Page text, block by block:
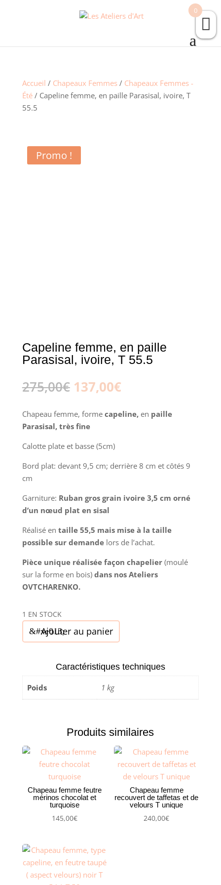
Accueil / Chapeaux Femmes/ Chapeaux Femmes -
Été/ Capeline femme, en paille Parasisal, ivoire, T
55.5
Promo !
Capeline femme, en paille
Parasisal, ivoire, T 55.5
275,00€ Le
prix
initial
était :
137,00€Le
actuel
est :
Chapeau femme, forme capeline,en paille
Parasisal, très fine
Calotte plate et basse (5cm)
Bord plat: devant 9,5 cm; derrière 8 cm et côtés 9
cm
Garniture: Ruban gros grain ivoire 3,5 cm orné
d’un nœud plat en sisal
Réalisé en taille 55,5 mais mise à la taille
possible sur demandelors de l’achat.
Pièce unique réalisée façon chapelier (moulé
sur la forme en bois)dans nos Ateliers
OVTCHARENKO.
1 EN STOCK
quantité
en
paille
Parasisal,
Ajouter au panier
Caractéristiques techniques
Poids 1 kg
Produits similaires
Chapeau femme feutre
mérinos chocolat et
turquoise
145,00€
Chapeau femme
recouvert de taffetas et de
velours T unique
240,00€
0